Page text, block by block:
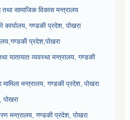
तथा सामाजिक विकास मन्त्रालय
कार्यालय, गण्डकी प्रदेश, पोखरा
प्रदेश,पोखरा
यातायात व्यवस्था मन्त्रालय, गण्डकी
मन्त्रालय, गण्डकी प्रदेश, पोखरा
पोखरा
मन्त्रालय, गण्डकी प्रदेश, पोखरा